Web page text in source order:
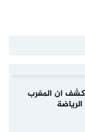
ان المغرب